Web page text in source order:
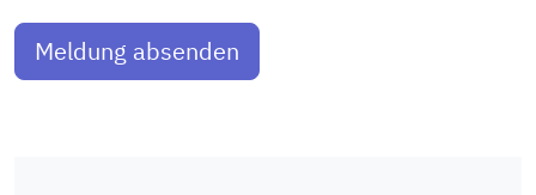
Meldung absenden